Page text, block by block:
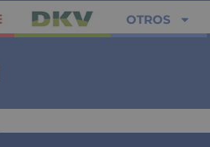
OTROS